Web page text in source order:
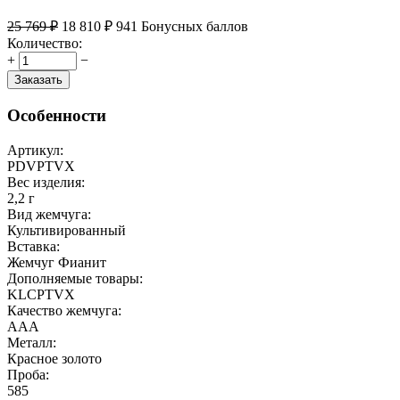
25 769 ₽ 18 810 ₽ 941 Бонусных баллов
Количество:
+
−
Заказать
Особенности
Артикул:
PDVPTVX
Вес изделия:
2,2 г
Вид жемчуга:
Культивированный
Вставка:
Жемчуг Фианит
Дополняемые товары:
KLCPTVX
Качество жемчуга:
ААА
Металл:
Красное золото
Проба:
585